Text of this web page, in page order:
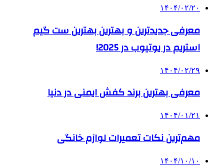
۱۴۰۴/۰۲/۲۰
معرفی جدیدترین و بهترین بهترین ست گیم
استریم در یوتیوب در 2025!
۱۴۰۴/۰۲/۲۹
معرفی بهترین برند کفش ایمنی در دنیا
۱۴۰۴/۰۱/۲۱
مهم‌ترین نکات تعمیرات لوازم خانگی
۱۴۰۴/۱۰/۱۰